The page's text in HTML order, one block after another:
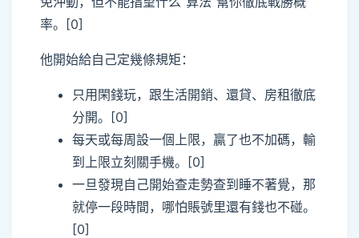
率。[0]
他開始給自己定幾條規矩：
只用閑錢玩，跟生活開銷、還貸、房租徹底
分開。[0]
每天或每周設一個上限，贏了也不加碼，輸
到上限立刻關手機。[0]
一旦發現自己開始查走勢查到睡不著覺，那
就停一段時間，哪怕賬號里還有錢也不碰。
[0]